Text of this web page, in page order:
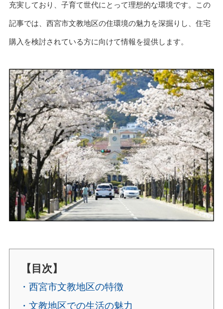
充実しており、子育て世代にとって理想的な環境です。この
記事では、西宮市文教地区の住環境の魅力を深掘りし、住宅
購入を検討されている方に向けて情報を提供します。
【目次】
・西宮市文教地区の特徴
・文教地区での生活の魅力